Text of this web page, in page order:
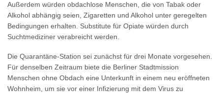
Außerdem würden obdachlose Menschen, die von Tabak oder
Alkohol abhängig seien, Zigaretten und Alkohol unter geregelten
Bedingungen erhalten. Substitute für Opiate würden durch
Suchtmediziner verabreicht werden.
Die Quarantäne-Station sei zunächst für drei Monate vorgesehen.
Für denselben Zeitraum biete die Berliner Stadtmission
Menschen ohne Obdach eine Unterkunft in einem neu eröffneten
Wohnheim, um sie vor einer Infizierung mit dem Virus zu